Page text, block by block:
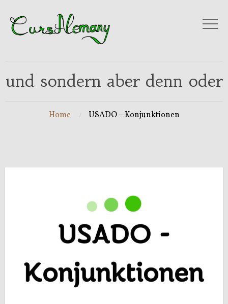
und sondern aber denn oder
Home USADO – Konjunktionen